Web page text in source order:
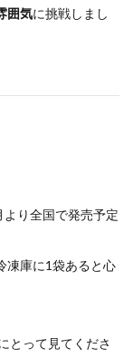
囲気に挑戦しまし
より全国で発売予定
凍庫に1袋あると心
とって見てくださ